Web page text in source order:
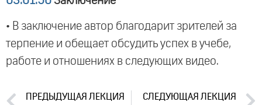
• В заключение автор благодарит зрителей за
терпение и обещает обсудить успех в учебе,
работе и отношениях в следующих видео.
ПРЕДЫДУЩАЯ ЛЕКЦИЯ СЛЕДУЮЩАЯ ЛЕКЦИЯ